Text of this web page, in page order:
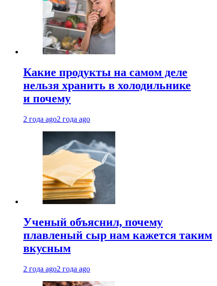
Какие продукты на самом деле
нельзя хранить в холодильнике
и почему
2 года ago2 года ago
Ученый объяснил, почему
плавленый сыр нам кажется таким
вкусным
2 года ago2 года ago